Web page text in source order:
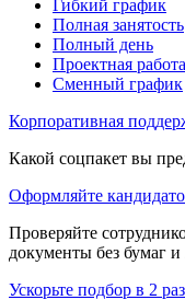
Гибкий график
Полная занятость
Полный день
Проектная работа
Сменный график
Корпоративная
Какой соцпакет вы
Оформляйте
Проверяйте
документы без бумаг
Ускорьте подбор в 2